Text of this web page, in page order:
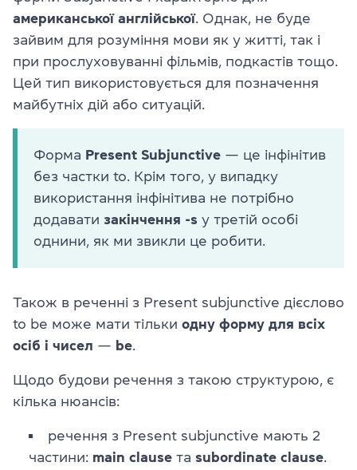
американської англійської. Однак, не буде
зайвим для розуміння мови як у житті, так і
при прослуховуванні фільмів, подкастів тощо.
Цей тип використовується для позначення
майбутніх дій або ситуацій.
Форма Present Subjunctive — це інфінітив
без частки to. Крім того, у випадку
використання інфінітива не потрібно
додавати закінчення -s у третій особі
однини, як ми звикли це робити.
Також в реченні з Present subjunctive дієслово
to be може мати тільки одну форму для всіх
осіб і чисел — be
Щодо будови речення з такою структурою, є
кілька нюансів:
речення з Present subjunctive мають 2
частини: main clause та subordinate clause